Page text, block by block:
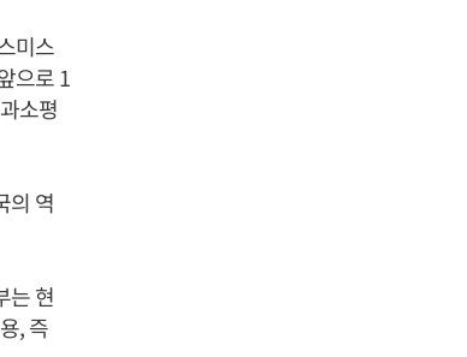
미스
으로 1
소평
의 역
는 현
, 즉